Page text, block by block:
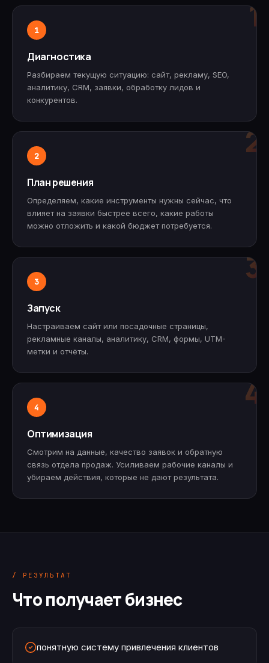
1
1
Диагностика
Разбираем текущую ситуацию: сайт, рекламу, SEO,
аналитику, CRM, заявки, обработку лидов и
конкурентов.
2
2
План решения
Определяем, какие инструменты нужны сейчас, что
влияет на заявки быстрее всего, какие работы
можно отложить и какой бюджет потребуется.
3
3
Запуск
Настраиваем сайт или посадочные страницы,
рекламные каналы, аналитику, CRM, формы, UTM-
метки и отчёты.
4
4
Оптимизация
Смотрим на данные, качество заявок и обратную
связь отдела продаж. Усиливаем рабочие каналы и
убираем действия, которые не дают результата.
/ РЕЗУЛЬТАТ
Что получает бизнес
понятную систему привлечения клиентов